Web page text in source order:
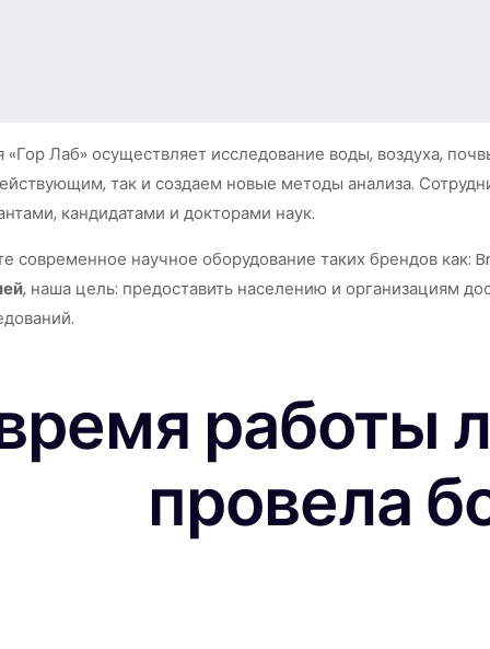
Лаб» осуществляет исследование воды, воздуха,
так и создаем новые методы анализа.
кандидатами и докторами наук.
современное научное оборудование таких брендов
, наша цель: предоставить населению и организациям
работы
провела